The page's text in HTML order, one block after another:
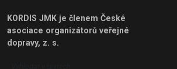
KORDIS JMK je členem České
asociace organizátorů veřejné
dopravy, z. s.